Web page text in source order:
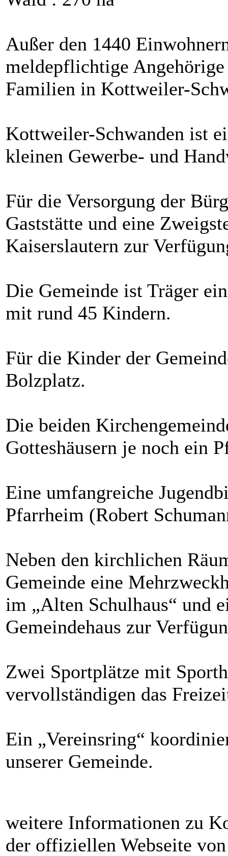
Außer den 1440
meldepflichtige
Familien in Kottweiler-
Kottweiler-Schwanden ist
kleinen Gewerbe- und
Für die Versorgung der
Gaststätte und eine
Kaiserslautern zur
Die Gemeinde ist Träger
mit rund 45 Kindern.
Für die Kinder der
Bolzplatz.
Die beiden
Gotteshäusern je noch ein
Eine umfangreiche
Pfarrheim (Robert
Neben den kirchlichen
Gemeinde eine
im „Alten Schulhaus“ und
Gemeindehaus zur
Zwei Sportplätze mit
vervollständigen das
Ein „Vereinsring“
unserer Gemeinde.
weitere Informationen zu
der offiziellen Webseite